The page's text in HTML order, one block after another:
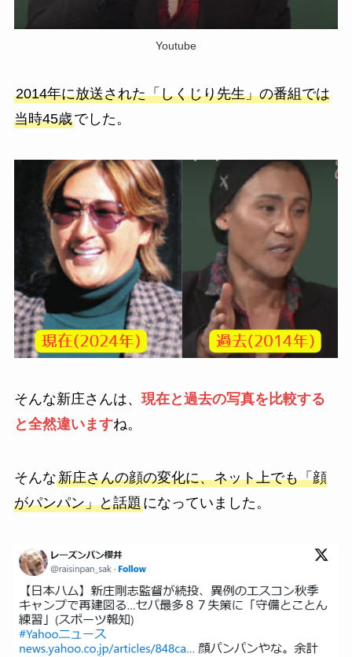
Youtube
2014年に放送された「しくじり先生」の番組では
当時45歳でした。
そんな新庄さんは、 現在と過去の写真を比較する
と全然違いますね。
そんな新庄さんの顔の変化に、ネット上でも「顔
がパンパン」と話題になっていました。